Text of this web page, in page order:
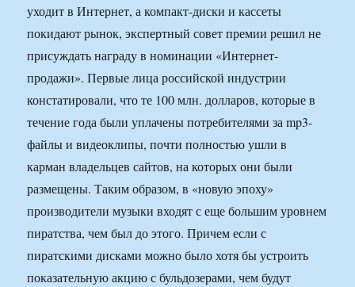
уходит в Интернет, а компакт-диски и кассеты
покидают рынок, экспертный совет премии решил не
присуждать награду в номинации «Интернет-
продажи». Первые лица российской индустрии
констатировали, что те 100 млн. долларов, которые в
течение года были уплачены потребителями за mp3-
файлы и видеоклипы, почти полностью ушли в
карман владельцев сайтов, на которых они были
размещены. Таким образом, в «новую эпоху»
производители музыки входят с еще большим уровнем
пиратства, чем был до этого. Причем если с
пиратскими дисками можно было хотя бы устроить
показательную акцию с бульдозерами, чем будут